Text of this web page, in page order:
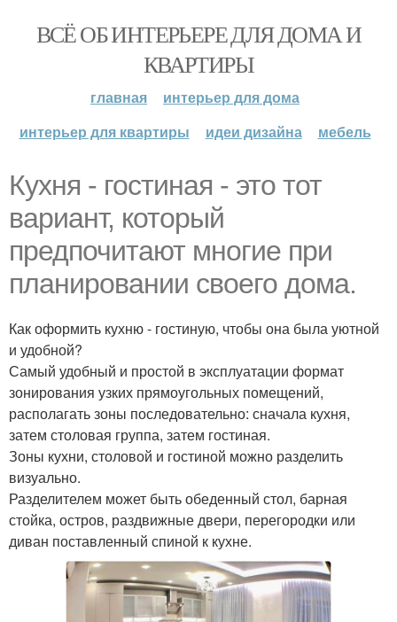
ВСЁ ОБ ИНТЕРЬЕРЕ ДЛЯ ДОМА И
КВАРТИРЫ
главная
интерьер для дома
интерьер для квартиры
идеи дизайна мебель
Кухня - гостиная - это тот
вариант, который
предпочитают многие при
планировании своего дома.
Как оформить кухню - гостиную, чтобы она была уютной
и удобной?
Самый удобный и простой в эксплуатации формат
зонирования узких прямоугольных помещений,
располагать зоны последовательно: сначала кухня,
затем столовая группа, затем гостиная.
Зоны кухни, столовой и гостиной можно разделить
визуально.
Разделителем может быть обеденный стол, барная
стойка, остров, раздвижные двери, перегородки или
диван поставленный спиной к кухне.